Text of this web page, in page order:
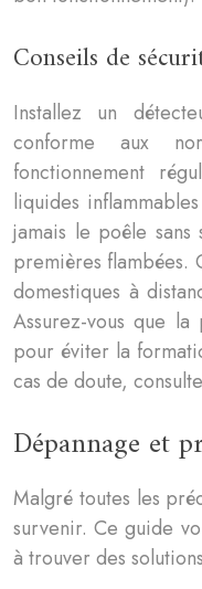
Conseils de
Installez un
conforme aux
fonctionnement
liquides
jamais le poêle sans
premières flambées.
domestiques à
Assurez-vous que
pour éviter la
cas de doute,
Dépannage et
Malgré toutes les
survenir. Ce guide
à trouver des